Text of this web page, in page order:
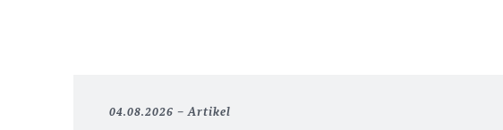
04.08.2026 Artikel